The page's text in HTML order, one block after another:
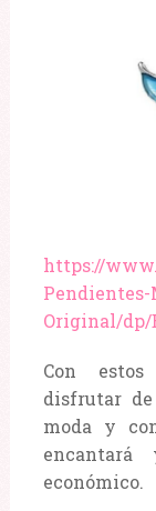
https://
Original/dp/
Con estos
disfrutar
moda y
económico.